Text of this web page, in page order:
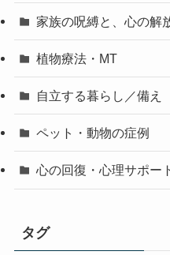
家族の呪縛と、心の解
植物療法・MT
自立する暮らし／備え
ペット・動物の症例
心の回復・心理サポー
タグ